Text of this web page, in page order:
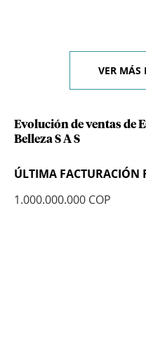
VER MÁS
Evolución de ventas de
Belleza S A S
ÚLTIMA FACTURACIÓN
1.000.000.000 COP